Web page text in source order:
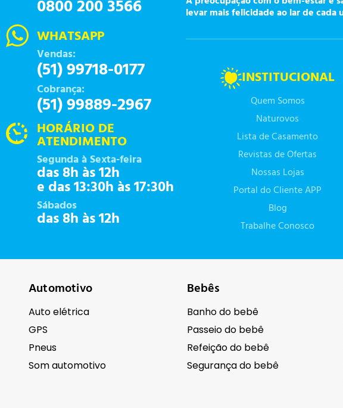
0800 200 3566
WHATSAPP
Vendas:
(51) 99718-0177
Cobrança:
(51) 99889-2967
HORÁRIO DE
ATENDIMENTO
Segunda à Sexta-feira
das 8h às 12h
e das 13:30h às 17:30h
Sábados
das 8h às 12h
levar mais felicidade ao lar de cada
INSTITUCIONAL
Quem Somos
Naturovos
Lista de Casamento
Revistas de Ofertas
Nossas Lojas
Portal do Cliente APP
Blog
Trabalhe Conosco
Automotivo
Auto elétrica
GPS
Pneus
Som automotivo
Bebês
Banho do bebê
Passeio do bebê
Refeição do bebê
Segurança do bebê